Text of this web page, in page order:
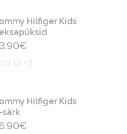
Hilfiger Kids
€
12 +2
Hilfiger Kids
särk
€